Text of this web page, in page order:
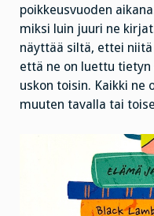
poikkeusvuoden
miksi luin juuri ne
näyttää siltä, ettei
että ne on luettu
uskon toisin. Kaikki ne
muuten tavalla tai